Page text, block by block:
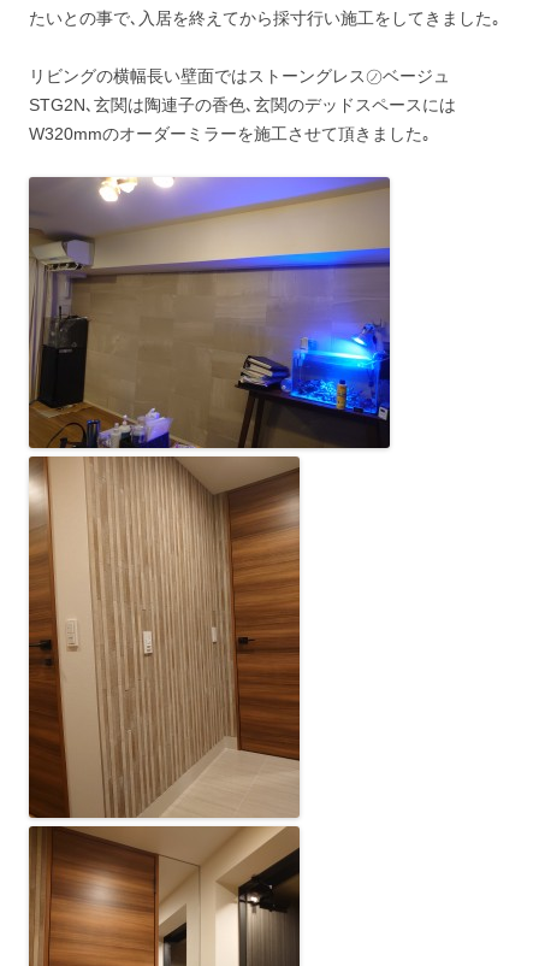
たいとの事で､入居を終えてから採寸行い施工をしてきました｡
リビングの横幅長い壁面ではストーングレス㋨ベージュ
STG2N､玄関は陶連子の香色､玄関のデッドスペースには
W320mmのオーダーミラーを施工させて頂きました｡